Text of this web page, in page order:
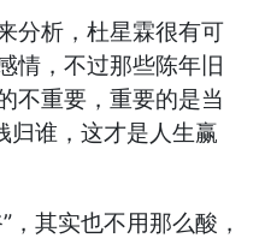
分析，杜星霖很有可
情，不过那些陈年旧
不重要，重要的是当
归谁，这才是人生赢
，其实也不用那么酸，